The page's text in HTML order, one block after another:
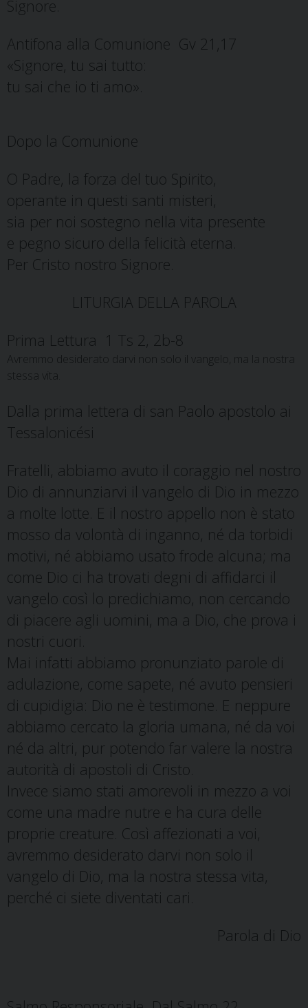
Signore.
Antifona alla Comunione Gv 21,17
«Signore, tu sai tutto:
tu sai che io ti amo».
Dopo la Comunione
O Padre, la forza del tuo Spirito,
operante in questi santi misteri,
sia per noi sostegno nella vita presente
e pegno sicuro della felicità eterna.
Per Cristo nostro Signore.
LITURGIA DELLA PAROLA
Prima Lettura 1 Ts 2, 2b-8
Avremmo desiderato darvi non solo il vangelo, ma la nostra
stessa vita.
Dalla prima lettera di san Paolo apostolo ai
Tessalonicési
Fratelli, abbiamo avuto il coraggio nel nostro
Dio di annunziarvi il vangelo di Dio in mezzo
a molte lotte. E il nostro appello non è stato
mosso da volontà di inganno, né da torbidi
motivi, né abbiamo usato frode alcuna; ma
come Dio ci ha trovati degni di affidarci il
vangelo così lo predichiamo, non cercando
di piacere agli uomini, ma a Dio, che prova i
nostri cuori.
Mai infatti abbiamo pronunziato parole di
adulazione, come sapete, né avuto pensieri
di cupidigia: Dio ne è testimone. E neppure
abbiamo cercato la gloria umana, né da voi
né da altri, pur potendo far valere la nostra
autorità di apostoli di Cristo.
Invece siamo stati amorevoli in mezzo a voi
come una madre nutre e ha cura delle
proprie creature. Così affezionati a voi,
avremmo desiderato darvi non solo il
vangelo di Dio, ma la nostra stessa vita,
perché ci siete diventati cari.
Parola di Dio